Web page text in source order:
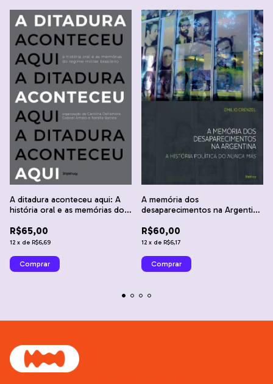
A ditadura aconteceu aqui: A
história oral e as memórias do
Carolina Dellamore, Gabriel
Amato e Natália Batista (org.)
R$65,00
12 x de R$6,69
A memória dos
desaparecimentos na Argentina
R$60,00
12 x de R$6,17